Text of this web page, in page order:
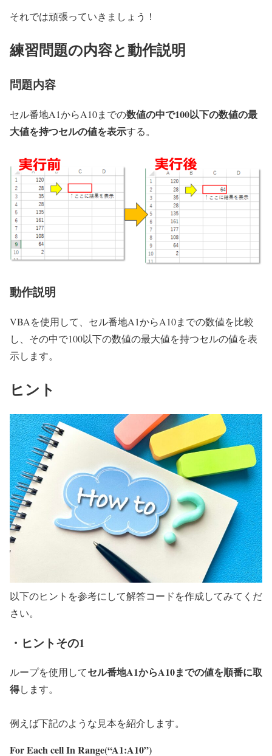
それでは頑張っていきましょう！
練習問題の内容と動作説明
問題内容
セル番地A1からA10までの数値の中で100以下の数値の最
大値を持つセルの値を表示する。
動作説明
VBAを使用して、セル番地A1からA10までの数値を比較
し、その中で100以下の数値の最大値を持つセルの値を表
示します。
ヒント
以下のヒントを参考にして解答コードを作成してみてくだ
さい。
・ヒントその1
ループを使用してセル番地A1からA10までの値を順番に取
得します。
例えば下記のような見本を紹介します。
For Each cell In Range(“A1:A10”)